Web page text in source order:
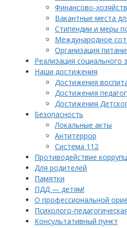
Финансово-
Вакантные места
Стипендии и меры
Международное
Организация
Реализация социального
Наши достижения
Достижения
Достижения
Достижения
Безопасность
Локальные акты
Антитеррор
Система 112
Противодействие
Для родителей
Памятки
ПДД — детям!
О профессиональной
Психолого-
Консультативный пункт